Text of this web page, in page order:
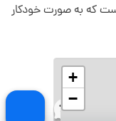
که به صورت خودکار
+
−